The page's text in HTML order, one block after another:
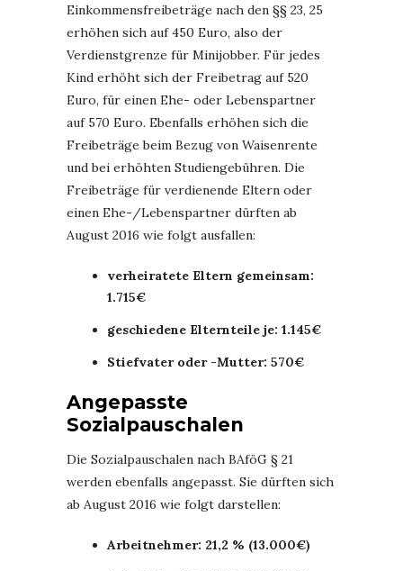
Einkommensfreibeträge nach den §§ 23, 25
erhöhen sich auf 450 Euro, also der
Verdienstgrenze für Minijobber. Für jedes
Kind erhöht sich der Freibetrag auf 520
Euro, für einen Ehe- oder Lebenspartner
auf 570 Euro. Ebenfalls erhöhen sich die
Freibeträge beim Bezug von Waisenrente
und bei erhöhten Studiengebühren. Die
Freibeträge für verdienende Eltern oder
einen Ehe-/Lebenspartner dürften ab
August 2016 wie folgt ausfallen:
verheiratete Eltern gemeinsam:
1.715€
geschiedene Elternteile je: 1.145€
Stiefvater oder -Mutter: 570€
Angepasste
Sozialpauschalen
Die Sozialpauschalen nach BAföG § 21
werden ebenfalls angepasst. Sie dürften sich
ab August 2016 wie folgt darstellen:
Arbeitnehmer: 21,2 % (13.000€)